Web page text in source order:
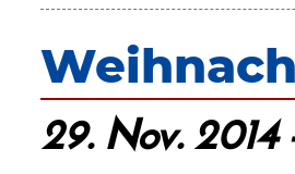
2014
29. Nov.